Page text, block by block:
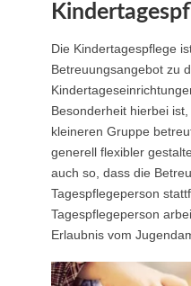
Die Kindertagespflege
Betreuungsangebot zu
Besonderheit hierbei
kleineren Gruppe
generell flexibler
auch so, dass die
Tagespflegeperson
Tagespflegeperson
Erlaubnis vom